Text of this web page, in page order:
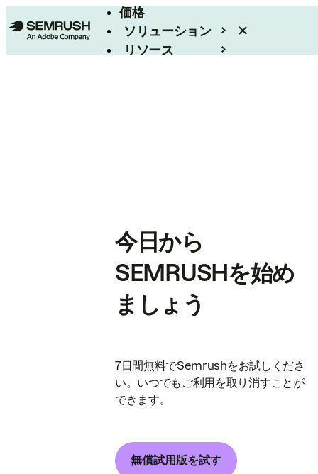
価格
ソリューション
リソース
今日から
SEMRUSHを始め
ましょう
7日間無料でSemrushをお試しくださ
い。いつでもご利用を取り消すことが
できます。
無償試用版を試す